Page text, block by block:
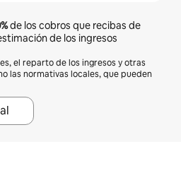
de los cobros que recibas de
de los ingresos
el reparto de los ingresos y otras
las normativas locales, que pueden